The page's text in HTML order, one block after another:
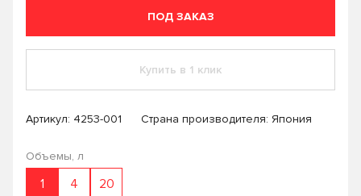
ПОД ЗАКАЗ
Купить в 1 клик
Артикул: 4253-001 Страна производителя: Япония
Объемы, л
1 4 20